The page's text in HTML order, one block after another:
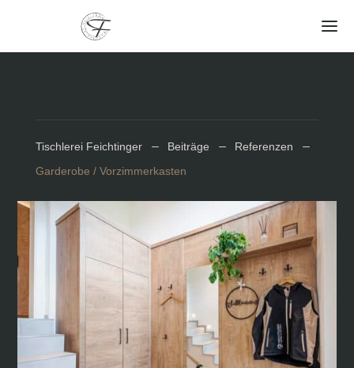
Tischlerei Feichtinger K Beiträge K Referenzen
K
Garderobe / Vorzimmerkasten